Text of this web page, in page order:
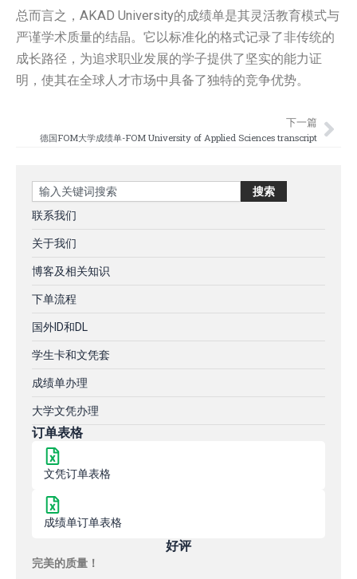
总而言之，AKAD University的成绩单是其灵活教育模式与
严谨学术质量的结晶。它以标准化的格式记录了非传统的
成长路径，为追求职业发展的学子提供了坚实的能力证
明，使其在全球人才市场中具备了独特的竞争优势。
下一篇
德国FOM大学成绩单-FOM University of Applied Sciences transcript
Search 搜索
联系我们
关于我们
博客及相关知识
下单流程
国外ID和DL
学生卡和文凭套
成绩单办理
大学文凭办理
订单表格
文凭订单表格
成绩单订单表格
好评
完美的质量！